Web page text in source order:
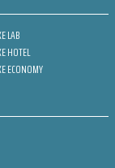
LAB
HOTEL
ECONOMY